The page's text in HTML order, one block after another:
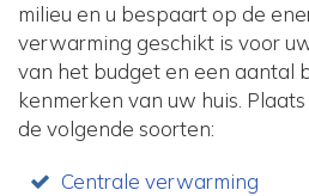
milieu en u bespaart op de
verwarming geschikt is voor
van het budget en een aantal
kenmerken van uw huis.
de volgende soorten:
Centrale verwarming